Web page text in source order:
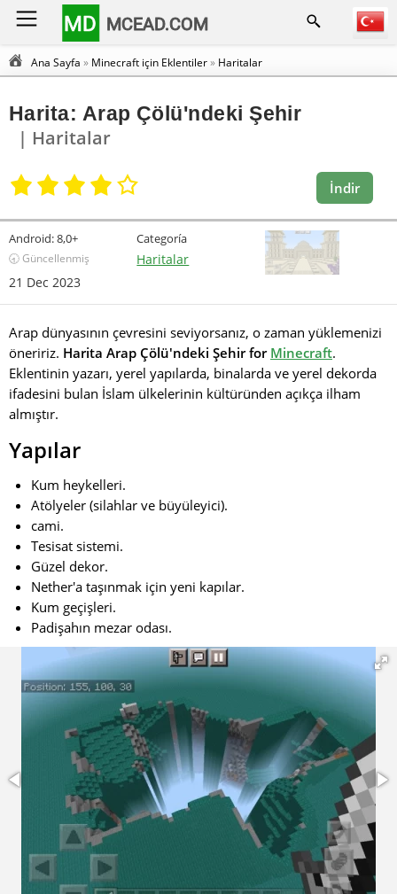
MD MCEAD.COM
Ana Sayfa » Minecraft için Eklentiler» Haritalar
Harita: Arap Çölü'ndeki Şehir
| Haritalar
İndir
Android:8,0+
🕣 Güncellenmiş
21 Dec 2023
Categoría
Haritalar
Arap dünyasının çevresini seviyorsanız, o zaman yüklemenizi
öneririz. Harita Arap Çölü'ndeki Şehir for Minecraft.
Eklentinin yazarı, yerel yapılarda, binalarda ve yerel dekorda
ifadesini bulan İslam ülkelerinin kültüründen açıkça ilham
almıştır.
Yapılar
Kum heykelleri.
Atölyeler (silahlar ve büyüleyici).
cami.
Tesisat sistemi.
Güzel dekor.
Nether'a taşınmak için yeni kapılar.
Kum geçişleri.
Padişahın mezar odası.